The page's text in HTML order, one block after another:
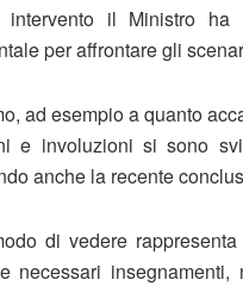
il Ministro ha
per affrontare gli
ad esempio a quanto
e involuzioni si sono
anche la recente
di vedere
necessari